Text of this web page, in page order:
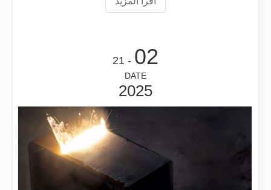
يعد قطع الصفائح المعدنية بالليزر طريقة قطع مستخدمة على نطاق
02
- 21
DATE
2025